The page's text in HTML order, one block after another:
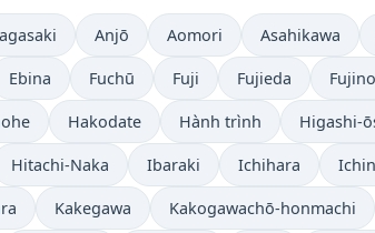
Anjō Aomori Asahikawa
Ebina Fuchū Fuji Fujieda
Hakodate Hành trình Higashi-
Hitachi-Naka Ibaraki Ichihara
Kakegawa Kakogawachō-honmachi